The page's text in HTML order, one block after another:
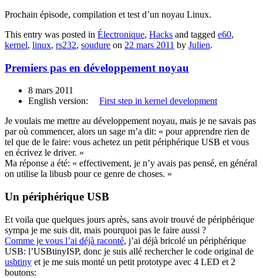
Prochain épisode, compilation et test d’un noyau Linux.
This entry was posted in Électronique, Hacks and tagged e60,
kernel, linux, rs232, soudure on 22 mars 2011 by Julien.
Premiers pas en développement noyau
8 mars 2011
English version:
First step in kernel development
Je voulais me mettre au développement noyau, mais je ne savais pas
par où commencer, alors un sage m’a dit: « pour apprendre rien de
tel que de le faire: vous achetez un petit périphérique USB et vous
en écrivez le driver. »
Ma réponse a été: « effectivement, je n’y avais pas pensé, en général
on utilise la libusb pour ce genre de choses. »
Un périphérique USB
Et voila que quelques jours après, sans avoir trouvé de périphérique
sympa je me suis dit, mais pourquoi pas le faire aussi ?
Comme je vous l’ai déjà raconté, j’ai déjà bricolé un périphérique
USB: l’USBtinyISP, donc je suis allé rechercher le code original de
usbtiny et je me suis monté un petit prototype avec 4 LED et 2
boutons: